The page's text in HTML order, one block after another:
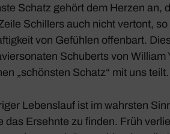
Schatz gehört dem Herzen
Schil­lers auch nicht vertont,
von Gefühlen offen­bart.
Schu­berts von
„schönsten Schatz“ mit uns teilt.
Lebens­lauf ist im wahrsten
das Ersehnte zu finden. Früh